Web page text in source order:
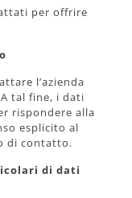
per offrire
l’azienda
tal fine, i dati
rispondere alla
esplicito al
di contatto.
di dati